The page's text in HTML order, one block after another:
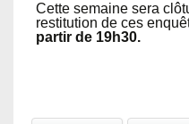
Cette semaine sera
restitution de ces
partir de 19h30.